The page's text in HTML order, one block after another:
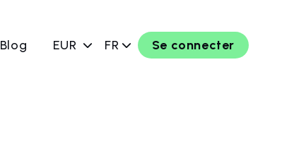
Blog EUR FR Se connecter